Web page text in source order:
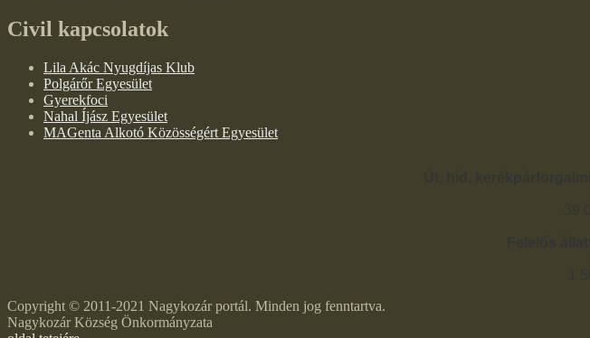
Civil kapcsolatok
Lila Akác Nyugdíjas Klub
Polgárőr Egyesület
Gyerekfoci
Nahal Íjász Egyesület
MAGenta Alkotó Közösségért Egyesület
Copyright © 2011-2021 Nagykozár portál. Minden jog fenntartva.
Nagykozár Község Önkormányzata